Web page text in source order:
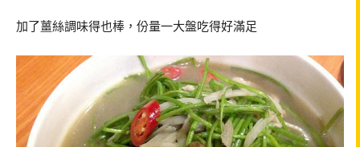
加了薑絲調味得也棒，份量一大盤吃得好滿足